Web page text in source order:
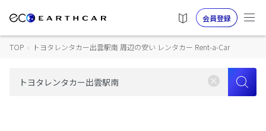
会員登録
TOP › トヨタレンタカー出雲駅南 周辺の安い レンタカー Rent-a-Car